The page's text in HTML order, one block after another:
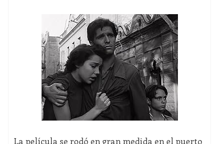
La película se rodó en gran medida en el puerto